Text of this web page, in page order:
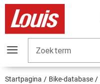
Zoekterm
Startpagina Bike-database